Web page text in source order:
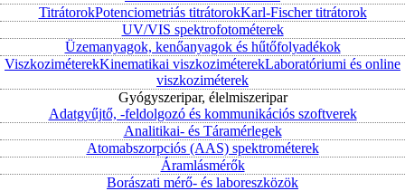
TitrátorokPotenciometriás titrátorokKarl-Fischer titrátorok
UV/VIS spektrofotométerek
Üzemanyagok, kenőanyagok és hűtőfolyadékok
ViszkoziméterekKinematikai viszkoziméterekLaboratóriumi és online
viszkoziméterek
Gyógyszeripar, élelmiszeripar
Adatgyűjtő, -feldolgozó és kommunikációs szoftverek
Analitikai- és Táramérlegek
Atomabszorpciós (AAS) spektrométerek
Áramlásmérők
Borászati mérő- és laboreszközök